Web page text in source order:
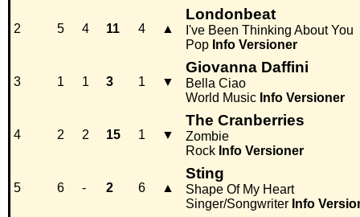
2 5 4 11 4 ▲
Londonbeat
I've Been Thinking About You
Pop Info Versioner
3 1 1 3 1 ▼
Giovanna Daffini
Bella Ciao
World Music Info Versioner
4 2 2 15 1 ▼
The Cranberries
Zombie
Rock Info Versioner
5 6 - 2 6 ▲
Sting
Shape Of My Heart
Singer/Songwriter Info